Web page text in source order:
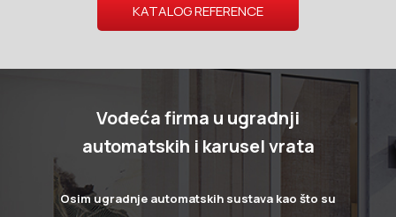
KATALOG REFERENCE
Vodeća firma u ugradnji
automatskih i karusel vrata
Osim ugradnje automatskih sustava kao što su